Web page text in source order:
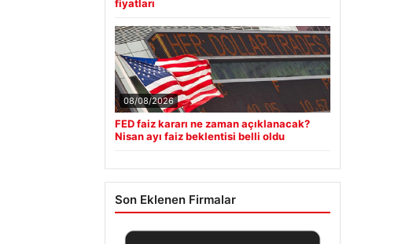
fiyatları
08/08/2026
FED faiz kararı ne zaman açıklanacak?
Nisan ayı faiz beklentisi belli oldu
Son Eklenen Firmalar